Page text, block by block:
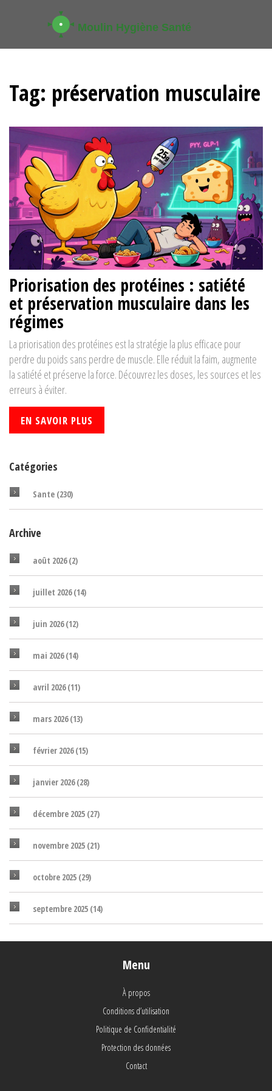
Tag: préservation musculaire
Priorisation des protéines : satiété
et préservation musculaire dans les
régimes
La priorisation des protéines est la stratégie la plus efficace pour
perdre du poids sans perdre de muscle. Elle réduit la faim, augmente
la satiété et préserve la force. Découvrez les doses, les sources et les
erreurs à éviter.
EN SAVOIR PLUS
Catégories
Sante (230)
Archive
août 2026(2)
juillet 2026(14)
juin 2026(12)
mai 2026(14)
avril 2026(11)
mars 2026(13)
février 2026(15)
janvier 2026(28)
décembre 2025 (27)
novembre 2025 (21)
octobre 2025 (29)
septembre 2025 (14)
Menu
À propos
Conditions d’utilisation
Politique de Confidentialité
Protection des données
Contact